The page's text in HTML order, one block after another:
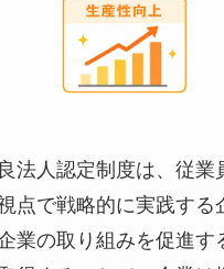
法人認定制度は、従業